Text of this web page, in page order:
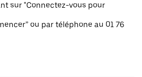
sur "Connectez-vous pour
ou par téléphone au 01 76